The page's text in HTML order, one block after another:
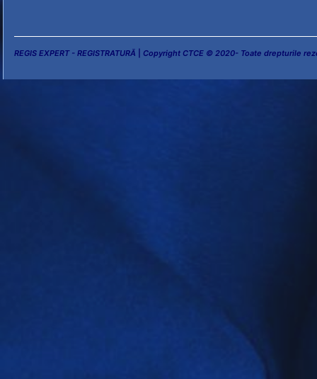
REGIS EXPERT - REGISTRATURĂ Copyright CTCE © 2020- Toate drepturile